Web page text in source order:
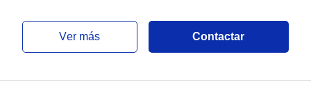
ver más Contactar